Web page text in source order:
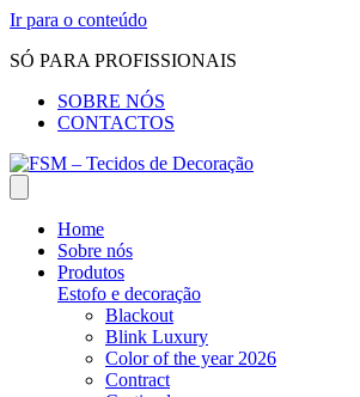
Ir para o conteúdo
SÓ PARA PROFISSIONAIS
SOBRE NÓS
CONTACTOS
Home
Sobre nós
Produtos
Estofo e decoração
Blackout
Blink Luxury
Color of the year 2026
Contract